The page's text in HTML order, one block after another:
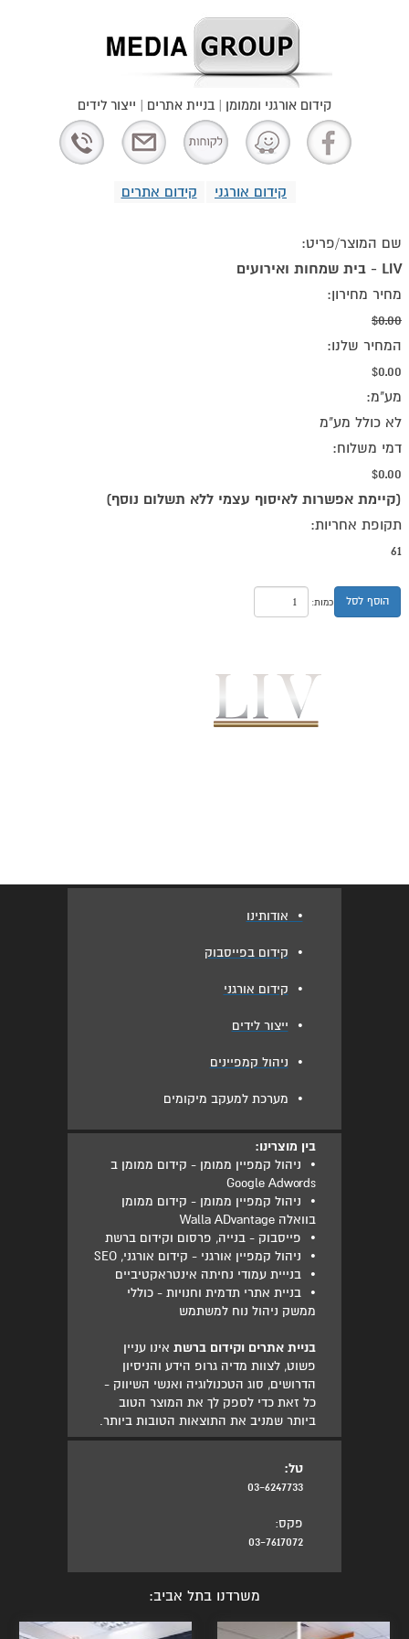
קידום אורגני קידום אתרים
קידום אורגני וממומן | בניית אתרים | ייצור לידים
שם המוצר/פריט:
LIV - בית שמחות ואירועים
מחיר מחירון:
$0.00
המחיר שלנו:
$0.00
מע"מ:
לא כולל מע"מ
דמי משלוח:
$0.00
(קיימת אפשרות לאיסוף עצמי ללא תשלום נוסף)
תקופת אחריות:
61
הוסף לסל כמות:
בין מוצרינו:
•
ניהול קמפיין ממומן - קידום ממומן ב
Google Adwords
•
ניהול קמפיין ממומן - קידום ממומן
בוואלה Walla ADvantage
• פייסבוק - בנייה, פרסום וקידום ברשת
• ניהול קמפיין אורגני - קידום אורגני, SEO
• בנייית עמודי נחיתה אינטראקטיביים
•
בניית אתרי תדמית וחנויות - כוללי
ממשק ניהול נוח למשתמש
בניית אתרים וקידום ברשתאינו עניין
פשוט, לצוות מדיה גרופ הידע והניסיון
הדרושים, סוג הטכנולוגיה ואנשי השיווק -
כל זאת כדי לספק לך את המוצר הטוב
ביותר שמניב את התוצאות הטובות ביותר.
• אודותינו
• קידום בפייסבוק
• קידום אורגני
• ייצור לידים
• ניהול קמפיינים
• מערכת למעקב מיקומים
טל:
03-6247733
פקס:
03-7617072
משרדנו בתל אביב: